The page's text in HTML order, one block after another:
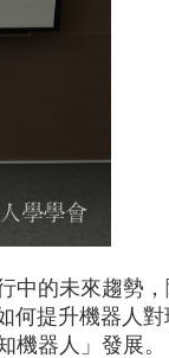
的未來趨勢
提升機器人
器人」發展。